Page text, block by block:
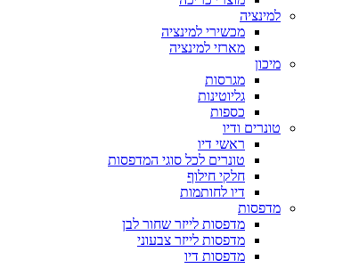
למינציה
מכשירי למינציה
מארזי למינציה
מיכון
מגרסות
גליוטינות
כספות
טונרים ודיו
ראשי דיו
טונרים לכל סוגי המדפסות
חלקי חילוף
דיו לחותמות
מדפסות
מדפסות לייזר שחור לבן
מדפסות לייזר צבעוני
מדפסות דיו